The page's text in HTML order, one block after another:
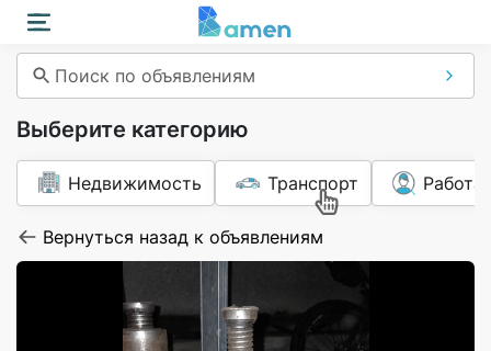
Поиск по объявлениям
Выберите категорию
Недвижимость Транспорт Работа
Вернуться назад к объявлениям